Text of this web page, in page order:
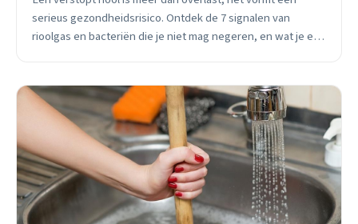
serieus gezondheidsrisico. Ontdek de 7 signalen van
rioolgas en bacteriën die je niet mag negeren, en wat je er